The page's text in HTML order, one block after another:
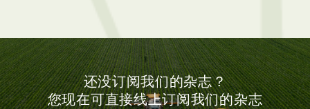
还没订阅我们的杂志？
您现在可直接线上订阅我们的杂志